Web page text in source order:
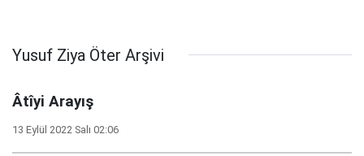
Yusuf Ziya Öter Arşivi
Âtîyi Arayış
13 Eylül 2022 Salı 02:06